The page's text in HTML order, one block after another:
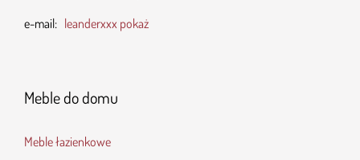
e-mail: leanderxxx pokaż
Meble do domu
Meble łazienkowe